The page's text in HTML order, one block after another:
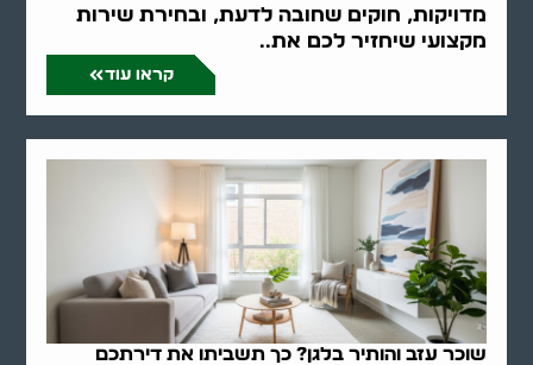
מדויקות, חוקים שחובה לדעת, ובחירת שירות
מקצועי שיחזיר לכם את..
קראו עוד
שוכר עזב והותיר בלגן? כך תשביתו את דירתכם